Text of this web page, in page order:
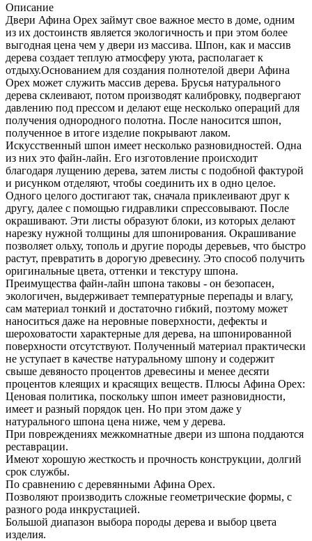
Описание
Двери Афина Орех займут свое важное место в доме, одним
из их достоинств является экологичность и при этом более
выгодная цена чем у двери из массива. Шпон, как и массив
дерева создает теплую атмосферу уюта, располагает к
отдыху.Основанием для создания полнотелой двери Афина
Орех может служить массив дерева. Брусья натурального
дерева склеивают, потом производят калибровку, подвергают
давлению под прессом и делают еще несколько операций для
получения однородного полотна. После наносится шпон,
полученное в итоге изделие покрывают лаком.
Искусственный шпон имеет несколько разновидностей. Одна
из них это файн-лайн. Его изготовление происходит
благодаря лущению дерева, затем листы с подобной фактурой
и рисунком отделяют, чтобы соединить их в одно целое.
Одного целого достигают так, сначала приклеивают друг к
другу, далее с помощью гидравлики спрессовывают. После
окрашивают. Эти листы образуют блоки, из которых делают
нарезку нужной толщины для шпонирования. Окрашивание
позволяет ольху, тополь и другие породы деревьев, что быстро
растут, превратить в дорогую древесину. Это способ получить
оригинальные цвета, оттенки и текстуру шпона.
Преимущества файн-лайн шпона таковы - он безопасен,
экологичен, выдерживает температурные перепады и влагу,
сам материал тонкий и достаточно гибкий, поэтому может
наноситься даже на неровные поверхности, дефекты и
шероховатости характерные для дерева, на шпонированной
поверхности отсутствуют. Полученный материал практически
не уступает в качестве натуральному шпону и содержит
свыше девяносто процентов древесины и менее десяти
процентов клеящих и красящих веществ. Плюсы Афина Орех:
Ценовая политика, поскольку шпон имеет разновидности,
имеет и разный порядок цен. Но при этом даже у
натурального шпона цена ниже, чем у дерева.
При повреждениях межкомнатные двери из шпона поддаются
реставрации.
Имеют хорошую жесткость и прочность конструкции, долгий
срок службы.
По сравнению с деревянными Афина Орех.
Позволяют производить сложные геометрические формы, с
разного рода инкрустацией.
Большой диапазон выбора породы дерева и выбор цвета
изделия.